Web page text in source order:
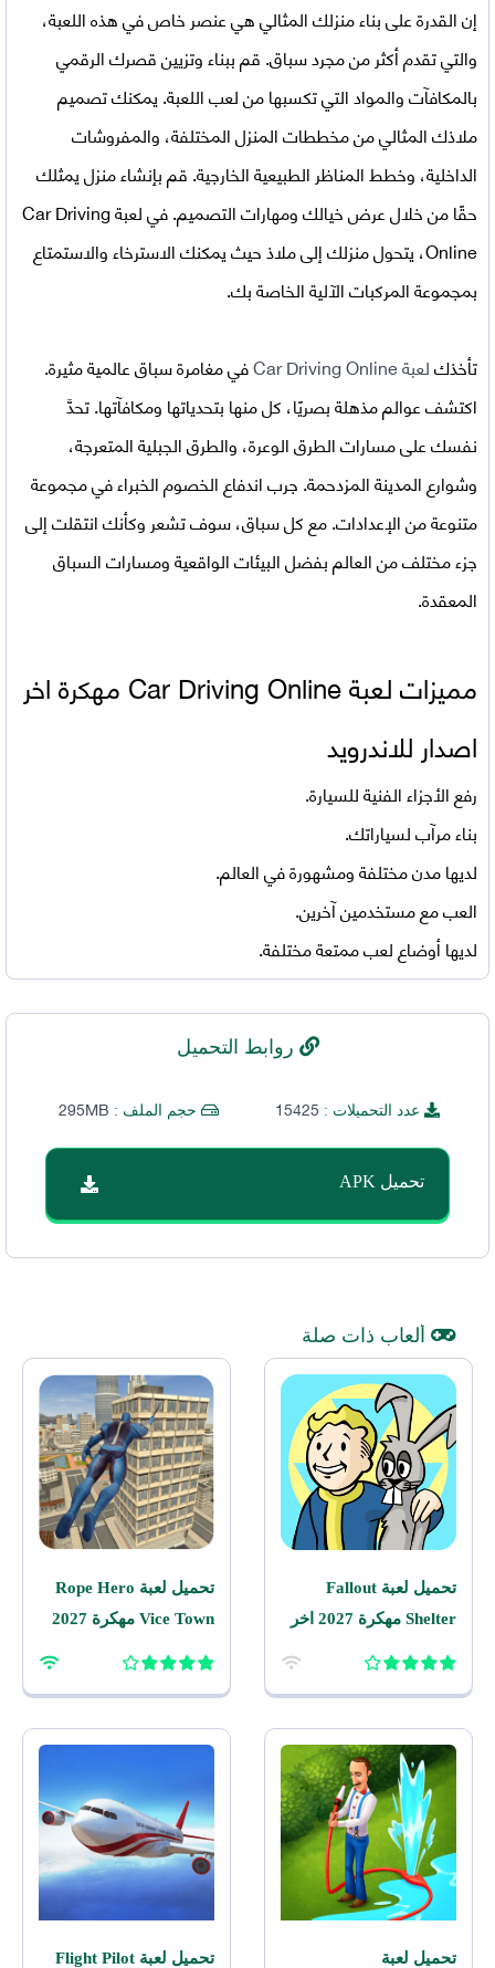
إن القدرة على بناء منزلك المثالي هي عنصر خاص في هذه اللعبة،
والتي تقدم أكثر من مجرد سباق. قم ببناء وتزيين قصرك الرقمي
بالمكافآت والمواد التي تكسبها من لعب اللعبة. يمكنك تصميم
ملاذك المثالي من مخططات المنزل المختلفة، والمفروشات
الداخلية، وخطط المناظر الطبيعية الخارجية. قم بإنشاء منزل يمثلك
حقًا من خلال عرض خيالك ومهارات التصميم. في لعبة Car Driving
Online، يتحول منزلك إلى ملاذ حيث يمكنك الاسترخاء والاستمتاع
بمجموعة المركبات الآلية الخاصة بك.
تأخذكلعبة Car Driving Online
في مغامرة سباق عالمية مثيرة.
اكتشف عوالم مذهلة بصريًا، كل منها بتحدياتها ومكافآتها. تحدَّ
نفسك على مسارات الطرق الوعرة، والطرق الجبلية المتعرجة،
وشوارع المدينة المزدحمة. جرب اندفاع الخصوم الخبراء في مجموعة
متنوعة من الإعدادات. مع كل سباق، سوف تشعر وكأنك انتقلت إلى
جزء مختلف من العالم بفضل البيئات الواقعية ومسارات السباق
المعقدة.
مميزات لعبة
Car Driving Online مهكرة اخر
اصدار للاندرويد
رفع الأجزاء الفنية للسيارة.
بناء مرآب لسياراتك.
لديها مدن مختلفة ومشهورة في العالم.
العب مع مستخدمين آخرين.
لديها أوضاع لعب ممتعة مختلفة.
روابط التحميل
عدد التحميلات : 15425 حجم الملف : 295MB
تحميل APK
ألعاب ذات صلة
تحميل لعبة Fallout
Shelter مهكرة 2027 اخر
تحميل لعبة Rope Hero
Vice Town مهكرة 2027
تحميل لعبة
تحميل لعبة Flight Pilot